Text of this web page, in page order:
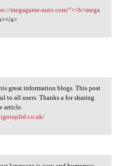
megagame
megagame-auto.com/"><b>mega
a>
great
great information blogs. This post
to all users. Thanks a for sharing
article.